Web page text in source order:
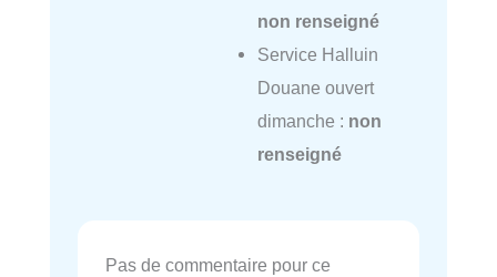
non renseigné
Service Halluin
Douane ouvert
dimanche : non
renseigné
Pas de commentaire pour ce